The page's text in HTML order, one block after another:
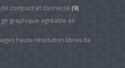
compact et connecté (9)
graphique agréable et
haute résolution libres de